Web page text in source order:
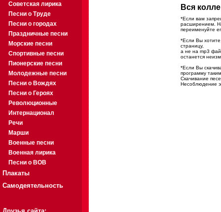
Советская лирика
Песни о Труде
Песни о городах
Праздничные песни
Морские песни
Спортивные песни
Пионерские песни
Молодежные песни
Песни о Вождях
Песни о Героях
Революционные
Интернационал
Речи
Марши
Военные песни
Военная лирика
Песни о ВОВ
Плакаты
Самодеятельность
Вся
*Если вам
расширением.
переименуйте
*Если Вы
страницу,
а не на mp3
останется
*Если Вы
программу
Скачивание
Несоблюдение